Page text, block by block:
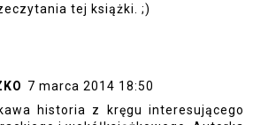
tej książki. ;)
7 marca 2014 18:50
historia z kręgu interesującego